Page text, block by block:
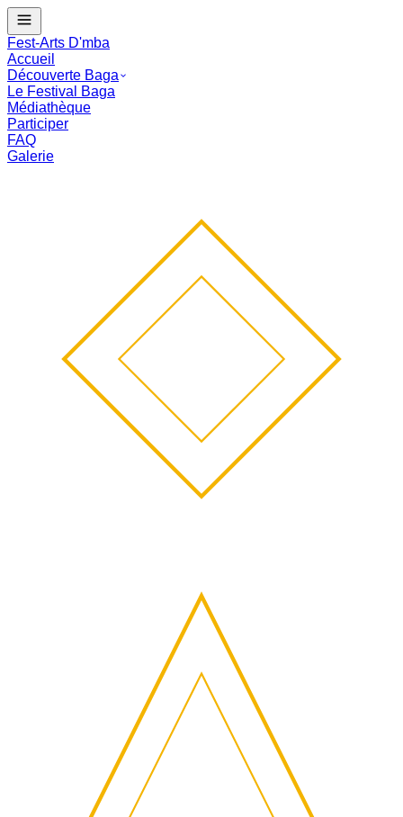
J - --
Le Festival Baga commence dans :
Fest-Arts D'mba
Accueil
Découverte Baga
Le Festival Baga
Médiathèque
Participer
FAQ
Galerie